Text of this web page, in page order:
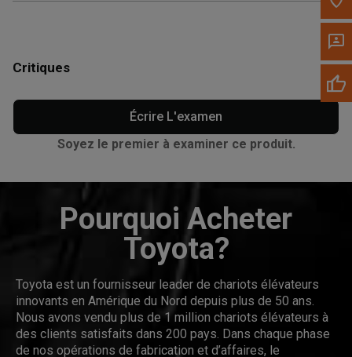
Critiques
Écrire L'examen
Soyez le premier à examiner ce produit.
Pourquoi Acheter
Toyota?
Toyota est un fournisseur leader de chariots élévateurs
innovants en Amérique du Nord depuis plus de 50 ans.
Nous avons vendu plus de 1 million chariots élévateurs à
des clients satisfaits dans 200 pays. Dans chaque phase
de nos opérations de fabrication et d’affaires, le